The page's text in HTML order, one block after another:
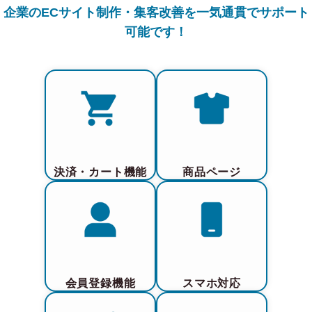
企業のECサイト制作・集客改善を一気通貫でサポート
可能です！
決済・カート機能 商品ページ
会員登録機能 スマホ対応